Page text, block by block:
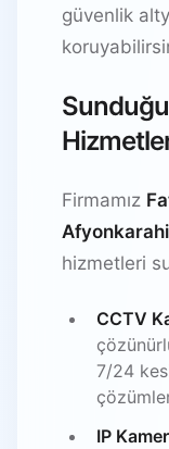
güvenlik
Firmamız
hizmetleri
CCTV
7/24
IP